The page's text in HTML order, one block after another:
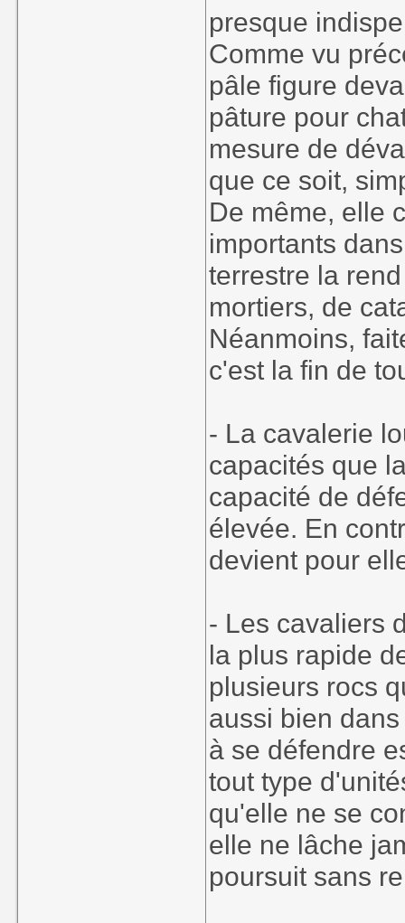
presque
Comme vu
pâle figure
pâture pour
mesure de
que ce soit,
De même, elle
importants
terrestre la
mortiers, de
Néanmoins,
c'est la fin de
- La cavalerie
capacités que
capacité de
élevée. En
devient pour
- Les cavaliers
la plus rapide
plusieurs rocs
aussi bien
à se défendre
tout type
qu'elle ne se
elle ne lâche
poursuit sans